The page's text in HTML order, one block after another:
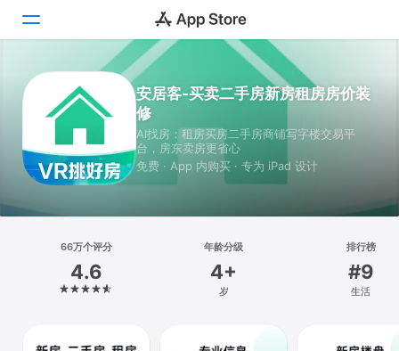
Today
游戏
App
Vision
安居客-买卖二手房新房租房房价装
修
AI找房：租房买房二手房商铺写字楼交易平
台，房东卖房更省心
免费 · App 内购买 · 专为 iPad 设计
66万个评分
4.6
年龄分级
4+
岁
排行榜
#9
生活